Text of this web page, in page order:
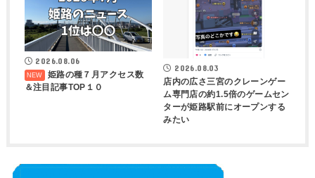
2026.08.06
姫路の種７月アクセス数
＆注目記事TOP１０
2026.08.03
店内の広さ三宮のクレーンゲー
ム専門店の約1.5倍のゲームセン
ターが姫路駅前にオープンする
みたい